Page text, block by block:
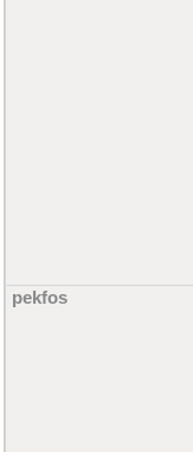
pekfos